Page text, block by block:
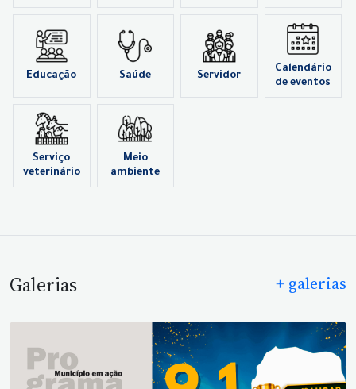
Educação Saúde Servidor
Calendário
de eventos
Serviço
veterinário
Meio
ambiente
Galerias + galerias